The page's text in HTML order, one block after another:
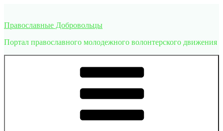
содержимому
Православные Добровольцы
Портал православного молодежного волонтерского движения